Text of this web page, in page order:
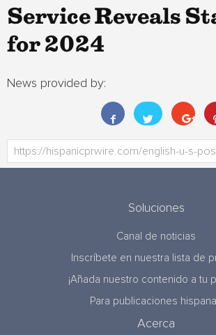
Service Reveals
for 2024
News provided by:
Soluciones
Canal de noticias
Inscríbete en nuestra lista de
¡Añada nuestro contenido a tu
Para publicaciones
Acerca